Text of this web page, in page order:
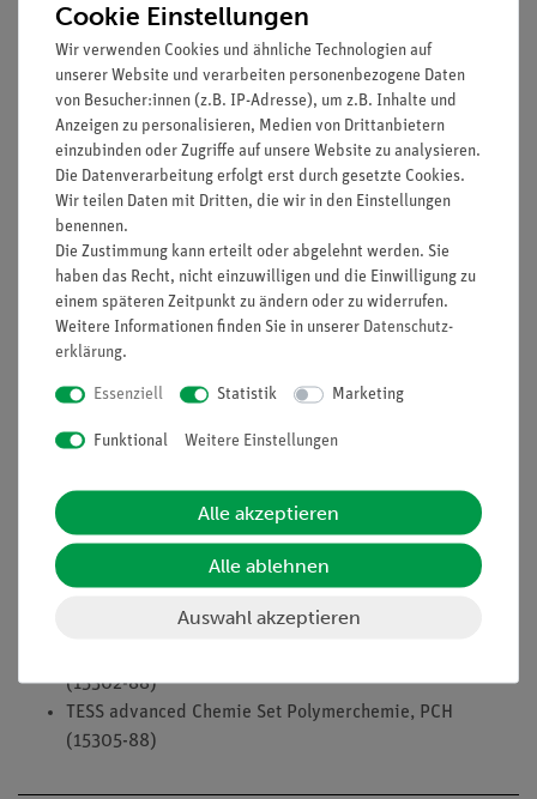
Das Geräteset besteht aus allen für die Versuche
notwendigen Komponenten; lediglich ein zur
vorhandenen Gasversorgung passender Brenner muss
separat angeschafft werden
Stabile, stapelbare Aufbewahrungsboxen mit
gerätegeformten Schaumstoffeinsatz
Cobra SMARTsense Temperature: Messbereich:
-40...120 °C, Auflösung: 0,01 °C, Abtastrate: 10 Hz
Notwendiges Zubehör
TESS advanced Lebensmittelchemie notwendiges
Zubehör für 1 Gruppe (13484-88)
TESS advanced Lebensmittelchemie Verbrauchsmaterial
und Chemikalien für 10 Gruppen (13485-88)
Empfohlenes Zubehör
TESS advanced Chemie Set Allgemeine Chemie, CH-1
(15302-88)
TESS advanced Chemie Set Polymerchemie, PCH
(15305-88)
Cookie Einstellungen
Wir verwenden Cookies und ähnliche Technologien auf
unserer Website und verarbeiten personenbezogene Daten
von Besucher:innen (z.B. IP-Adresse), um z.B. Inhalte und
Anzeigen zu personalisieren, Medien von Drittanbietern
einzubinden oder Zugriffe auf unsere Website zu analysieren.
Die Datenverarbeitung erfolgt erst durch gesetzte Cookies.
Wir teilen Daten mit Dritten, die wir in den Einstellungen
benennen.
Die Zustimmung kann erteilt oder abgelehnt werden. Sie
haben das Recht, nicht einzuwilligen und die Einwilligung zu
einem späteren Zeitpunkt zu ändern oder zu widerrufen.
Weitere Informationen finden Sie in unserer Daten­schutz­
erklärung.
Essenziell Statistik Marketing
Funktional Weitere Einstellungen
Alle akzeptieren
Alle ablehnen
Auswahl akzeptieren